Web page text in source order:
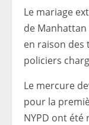
Le mariage
de
en raison
policiers
Le mercure
pour la
NYPD ont été